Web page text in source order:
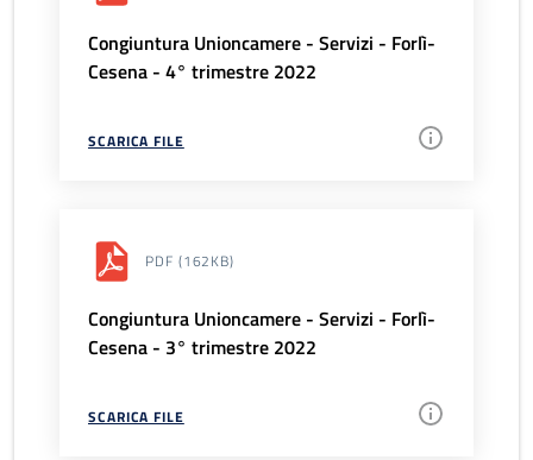
Congiuntura Unioncamere - Servizi - Forlì-
Cesena - 4° trimestre 2022
SCARICA FILE
PDF (162KB)
Congiuntura Unioncamere - Servizi - Forlì-
Cesena - 3° trimestre 2022
SCARICA FILE